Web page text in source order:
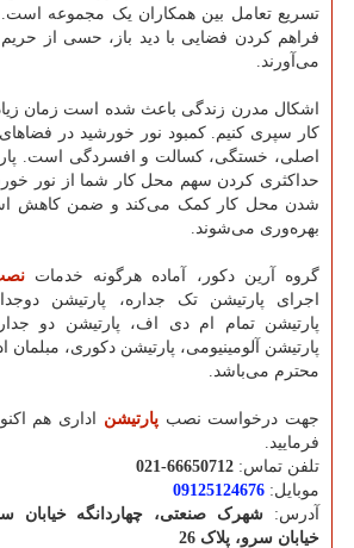
تسریع تعامل بین همکاران یک مجموعه
فراهم کردن فضایی با دید باز، حسی از
می‌آورند.
اشکال مدرن زندگی باعث شده است زمان
کار سپری کنیم. کمبود نور خورشید در
اصلی، خستگی، کسالت و افسردگی است.
حداکثری کردن سهم محل کار شما از نور
شدن محل کار کمک می‌کند و ضمن کاهش
بهره‌وری می‌شوند.
گروه آرین دکور، آماده هرگونه خدمات
اجرای پارتیشن‌ تک جداره، پارتیشن
پارتیشن تمام ام دی اف، پارتیشن دو
پارتیشن آلومینیومی، پارتیشن دکوری، مبلمان
محترم می‌باشد.
جهت درخواست نصبپارتیشن اداری هم
فرمایید.
تلفن تماس: 021-66650712
موبایل: 09125124676
آدرس: شهرک صنعتی، چهاردانگه خيابان
خیابان سرو، پلاک 26